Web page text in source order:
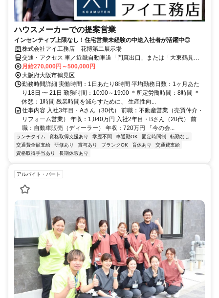
ハウスメーカーでの提案営業
インセンティブ上限なし！住宅営業未経験の中途入社者が活躍中◎
株式会社アイ工務店 花博第二展示場
交通・アクセス 車／近畿自動車道「門真出口」または「大東鶴見出
口」中央環状線「花博記念公園口」交差点西へすぐ、電車／大阪メト
ロ「鶴見緑地駅」から徒歩約6分
月給270,000円～500,000円
大阪府大阪市鶴見区
勤務時間詳細 実働時間：1日あたり8時間 平均勤務日数：1ヶ月あた
り18日 〜 21日 勤務時間：10:00～19:00 ＊所定労働時間：8時間 ＊
休憩：1時間 残業時間を減らすために、 生産性向...
仕事内容 入社3年目・Aさん（30代） 前職：不動産営業（売買仲介・
リフォーム営業） 年収：1,040万円 入社2年目・Bさん（20代） 前
職：自動車販売（ディーラー） 年収：720万円 「今の会...
ランチタイム 資格取得支援あり 学歴不問 車通勤OK 固定時間制
転勤なし
交通費全額支給
研修あり 賞与あり ブランクOK 育休あり
交通費支給
資格取得手当あり
長期休暇あり
アルバイト・パート